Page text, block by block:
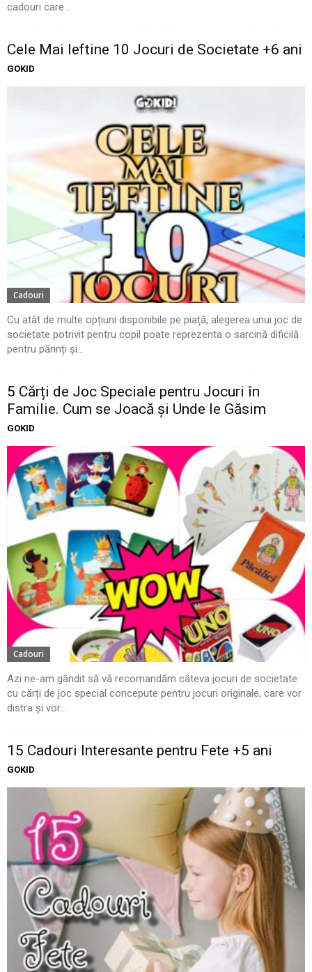
cadouri care...
Cele Mai Ieftine 10 Jocuri de Societate +6 ani
GOKID
Cadouri
Cu atât de multe opțiuni disponibile pe piață, alegerea unui joc de
societate potrivit pentru copil poate reprezenta o sarcină dificilă
pentru părinți și...
5 Cărți de Joc Speciale pentru Jocuri în
Familie. Cum se Joacă și Unde le Găsim
GOKID
Cadouri
Azi ne-am gândit să vă recomandăm câteva jocuri de societate
cu cărți de joc special concepute pentru jocuri originale, care vor
distra și vor...
15 Cadouri Interesante pentru Fete +5 ani
GOKID